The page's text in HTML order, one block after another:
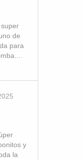
de
para
y
la